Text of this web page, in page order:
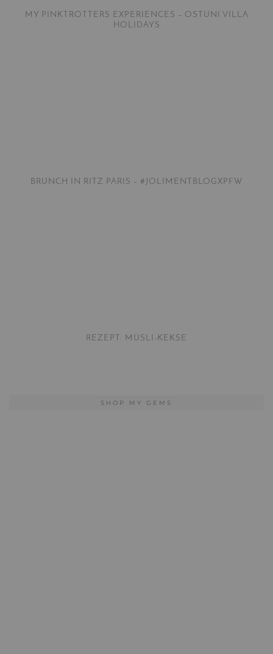
MY PINKTROTTERS EXPERIENCES – OSTUNI VILLA
HOLIDAYS
BRUNCH IN RITZ PARIS – #JOLIMENTBLOGXPFW
REZEPT: MÜSLI-KEKSE
SHOP MY GEMS